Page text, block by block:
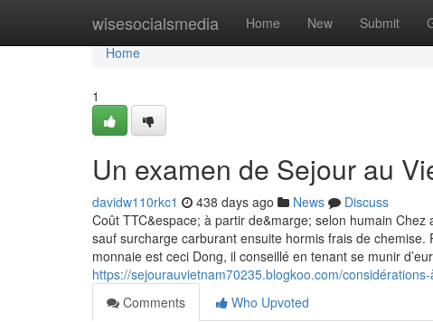
wisesocialsmedia Home New Submit
Home
Home
1
Un examen de Sejour au
davidw110rkc1 438 days ago News
Discuss
Coût TTC&espace; à partir de&marge; selon humain
sauf surcharge carburant ensuite hormis frais de
monnaie est ceci Dong, il conseillé en tenant se munir
https://sejourauvietnam70235.blogkoo.com/
Comments
Who Upvoted